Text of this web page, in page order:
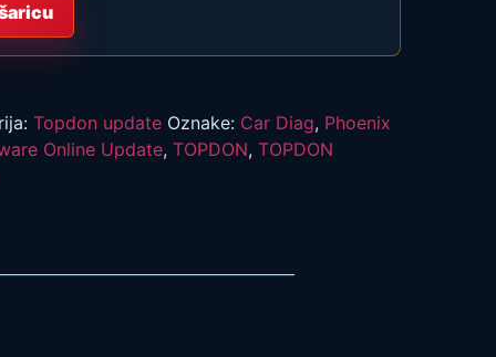
Topdon update Oznake: Car Diag, Phoenix
Online Update,TOPDON,TOPDON